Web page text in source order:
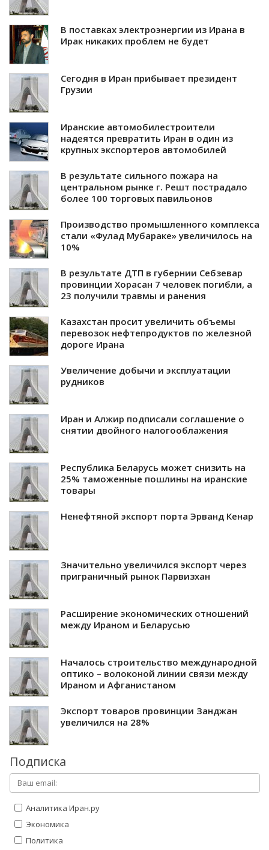
В поставках электроэнергии из Ирана в
Ирак никаких проблем не будет
Сегодня в Иран прибывает президент
Грузии
Иранские автомобилестроители
надеятся превратить Иран в один из
крупных экспортеров автомобилей
В результате сильного пожара на
центральном рынке г. Решт пострадало
более 100 торговых павильонов
Производство промышленного комплекса
стали «Фулад Мубараке» увеличилось на
10%
В результате ДТП в губернии Себзевар
провинции Хорасан 7 человек погибли, а
23 получили травмы и ранения
Казахстан просит увеличить объемы
перевозок нефтепродуктов по железной
дороге Ирана
Увеличение добычи и эксплуатации
рудников
Иран и Алжир подписали соглашение о
снятии двойного налогооблажения
Республика Беларусь может снизить на
25% таможенные пошлины на иранские
товары
Ненефтяной экспорт порта Эрванд Кенар
Значительно увеличился экспорт через
приграничный рынок Парвизхан
Расширение экономических отношений
между Ираном и Беларусью
Началось строительство международной
оптико – волоконой линии связи между
Ираном и Афганистаном
Экспорт товаров провинции Занджан
увеличился на 28%
Подписка
Аналитика Иран.ру
Экономика
Политика